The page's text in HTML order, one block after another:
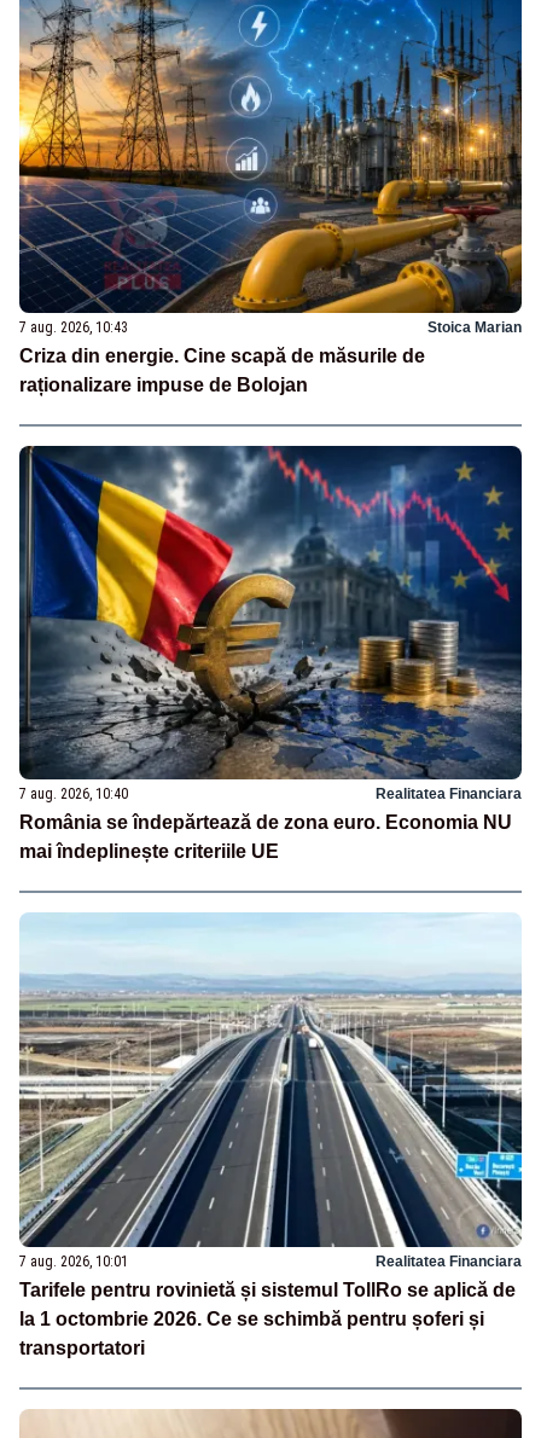
7 aug. 2026, 10:43 Stoica Marian
Criza din energie. Cine scapă de măsurile de
raționalizare impuse de Bolojan
7 aug. 2026, 10:40 Realitatea Financiara
România se îndepărtează de zona euro. Economia NU
mai îndeplinește criteriile UE
7 aug. 2026, 10:01 Realitatea Financiara
Tarifele pentru rovinietă și sistemul TollRo se aplică de
la 1 octombrie 2026. Ce se schimbă pentru șoferi și
transportatori